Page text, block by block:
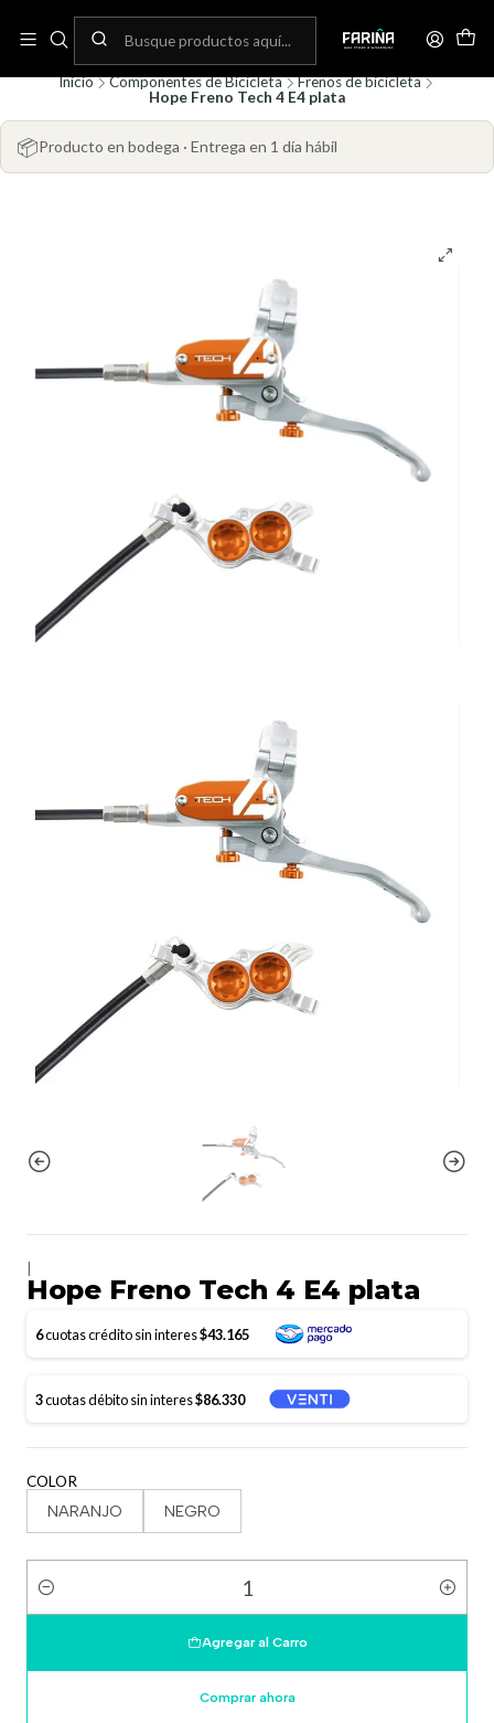
Envíos gratis por compras sobre 80.000! (No aplica para bicicletas)
Inicio Componentes de Bicicleta
Frenos de bicicleta
Hope Freno Tech 4 E4 plata
📦Producto en bodega · Entrega en 1 día hábil
Hope Freno Tech 4 E4 plata
6cuotas crédito sin interes$43.165
3cuotas débito sin interes$86.330
COLOR
NARANJO NEGRO
Cantidad
Agregar al Carro
Comprar ahora